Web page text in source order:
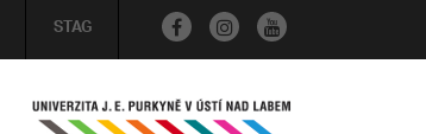
STAG